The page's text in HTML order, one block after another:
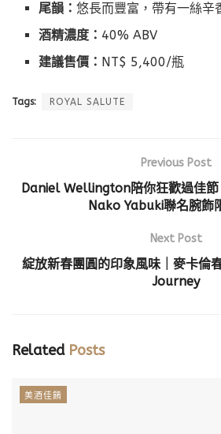
尾韻：悠長而豐富，帶有一絲辛
酒精濃度： 40% ABV
建議售價： NT$ 5,400/瓶
Tags: ROYAL SALUTE
Previous Post
Daniel Wellington陪你狂歡過佳節
Nako Yabuki聯名腕飾
Next Post
綻放新春團圓的印象風味｜麥卡倫
Journey
RelatedPosts
美酒佳餚